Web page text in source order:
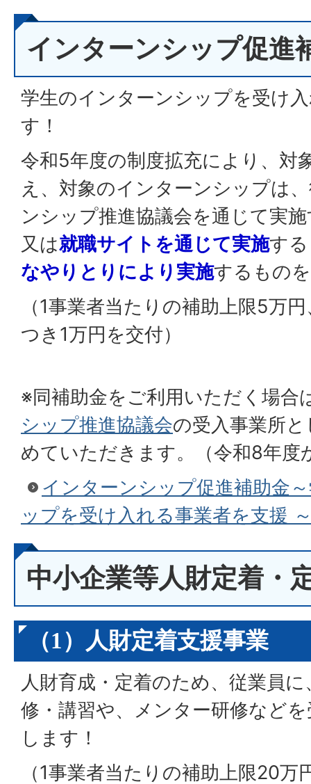
インターンシップ促進
学生のインターンシップを受け
す！
令和5年度の制度拡充により、対
え、対象のインターンシップは
ンシップ推進協議会を通じて実
又は就職サイトを通じて実施す
なやりとりにより実施するもの
（1事業者当たりの補助上限5万
つき1万円を交付）
※同補助金をご利用いただく場合
シップ推進協議会の受入事業所
めていただきます。（令和8年度
インターンシップ促進補助金
ップを受け入れる事業者を支援
中小企業等人財定着・
（1）人財定着支援事業
人財育成・定着のため、従業員
修・講習や、メンター研修など
します！
（1事業者当たりの補助上限20万